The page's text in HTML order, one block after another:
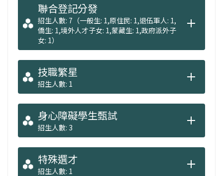
聯合登記分發
招生人數: 7（一般生: 1,原住民: 1,退伍軍人: 1,
僑生: 1,境外人才子女: 1,蒙藏生: 1,政府派外子
女: 1）
技職繁星
招生人數: 1
身心障礙學生甄試
招生人數: 3
特殊選才
招生人數: 1